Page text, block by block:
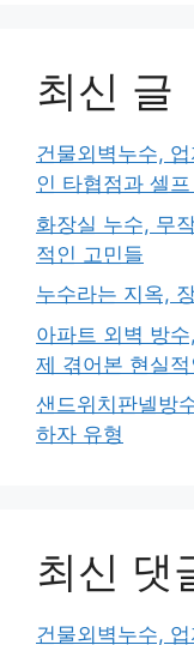
최신 글
건물외벽누수,
인 타협점과 셀
화장실 누수, 무
적인 고민들
누수라는 지옥,
아파트 외벽 방
제 겪어본 현실
샌드위치판넬방
하자 유형
최신 댓
건물외벽누수,